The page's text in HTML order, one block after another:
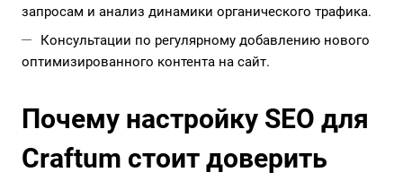
запросам и анализ динамики органического трафика.
Консультации по регулярному добавлению нового
оптимизированного контента на сайт.
Почему настройку SEO для
Craftum стоит доверить